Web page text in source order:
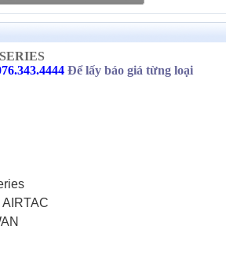
Để lấy báo giá từng loại
AIRTAC